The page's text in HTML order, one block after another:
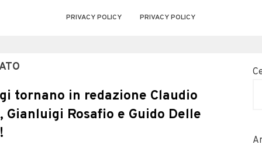
PRIVACY POLICY PRIVACY POLICY
tornano in redazione Claudio
Gianluigi Rosafio e Guido Delle